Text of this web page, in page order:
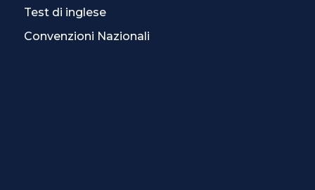
Test di inglese
Convenzioni Nazionali